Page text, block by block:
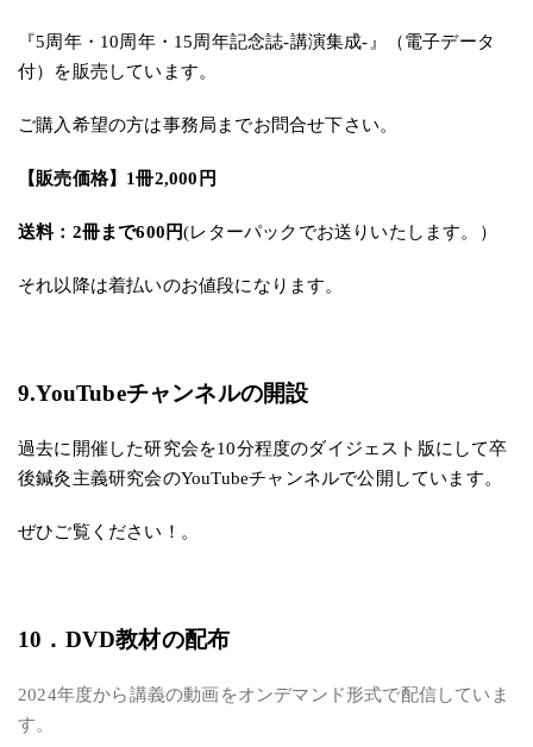
『5周年・10周年・15周年記念誌-講演集成-』（電子データ
付）を販売しています。
ご購入希望の方は事務局までお問合せ下さい。
【販売価格】1冊2,000円
送料：2冊まで600円(レターパックでお送りいたします。）
それ以降は着払いのお値段になります。
9.YouTubeチャンネルの開設
過去に開催した研究会を10分程度のダイジェスト版にして卒
後鍼灸主義研究会のYouTubeチャンネルで公開しています。
ぜひご覧ください！。
10．DVD教材の配布
2024年度から講義の動画をオンデマンド形式で配信していま
す。